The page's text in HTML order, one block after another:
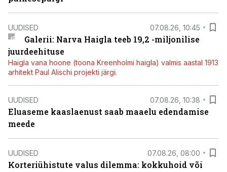
UUDISED 07.08.26, 10:45
Galerii: Narva Haigla teeb 19,2 -miljonilise
juurdeehituse
Haigla vana hoone (toona Kreenholmi haigla) valmis aastal 1913
arhitekt Paul Alischi projekti järgi.
UUDISED 07.08.26, 10:38
Eluaseme kaaslaenust saab maaelu edendamise
meede
UUDISED 07.08.26, 08:00
Korteriühistute valus dilemma: kokkuhoid või